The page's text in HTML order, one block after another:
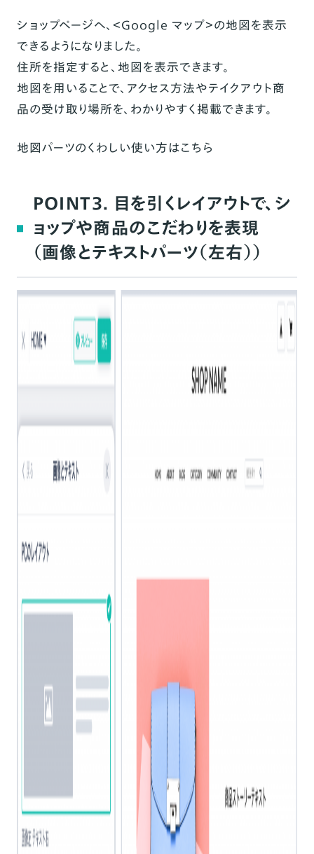
ショップページへ、＜Google マップ＞の地図を表示
できるようになりました。
住所を指定すると、地図を表示できます。
地図を用いることで、 アクセス方法やテイクアウト商
品の受け取り場所を、わかりやすく掲載できます。
地図パーツのくわしい使い方はこちら
POINT3. 目を引くレイアウトで、シ
ョップや商品のこだわりを表現
（画像とテキストパーツ（左右））